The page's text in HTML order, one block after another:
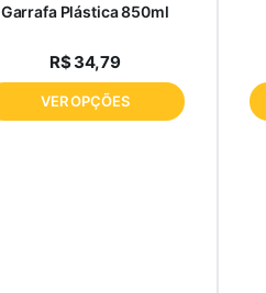
Garrafa Plástica 850ml
R$34,79
VER OPÇÕES